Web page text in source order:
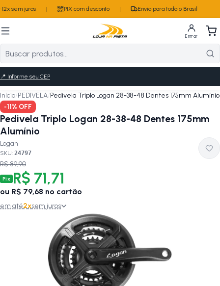
sem juros PIX com desconto Envio para todo o Brasil
Entrar
📍 Informe seu CEP
Início/PEDIVELA/Pedivela Triplo Logan 28-38-48 Dentes 175mm Alumínio
-11% OFF
Pedivela Triplo Logan 28-38-48 Dentes 175mm
Alumínio
Logan
SKU: 24797
R$ 89,90
Pix R$ 71,71
ou R$ 79,68 no cartão
em até2xsem juros